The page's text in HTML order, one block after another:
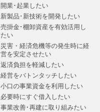
開業･起業したい
新製品･新技術を開発したい
売掛金･棚卸資産を有効活用し
たい
災害・経済危機等の発生時に経
営を安定させたい
返済負担を軽減したい
経営をバトンタッチしたい
小口の事業資金を利用したい
必要時にすぐ借入したい
事業改善･再建に取り組みたい